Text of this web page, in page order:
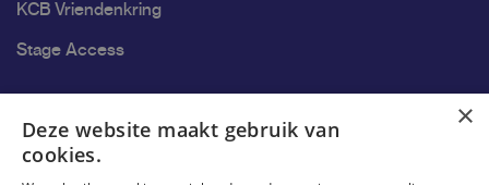
KCB Vriendenkring
Stage Access
Onderzoek
×
Deze website maakt gebruik van
cookies.